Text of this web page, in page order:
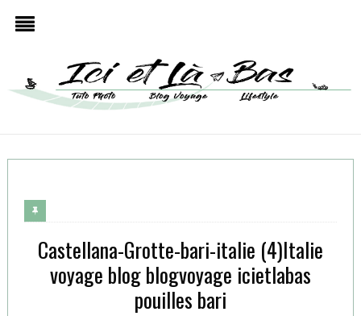
Castellana-Grotte-bari-italie (4)Italie
voyage blog blogvoyage icietlabas
pouilles bari